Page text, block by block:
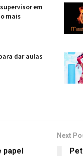
em
mais
dar aulas
papel
Next